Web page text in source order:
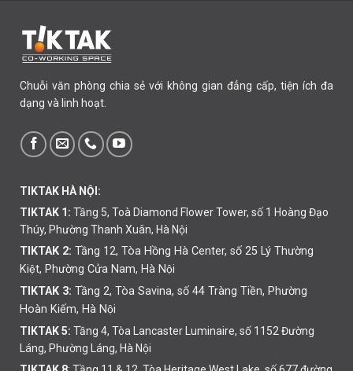
Chuỗi văn phòng chia sẻ với không gian đẳng cấp, tiện ích đa
dạng và linh hoạt.
TIKTAK HÀ NỘI:
TIKTAK 1: Tầng 5, Toà Diamond Flower Tower, số 1 Hoàng Đạo
Thúy, Phường Thanh Xuân, Hà Nội
TIKTAK 2: Tầng 12, Tòa Hồng Hà Center, số 25 Lý Thường
Kiệt, Phường Cửa Nam, Hà Nội
TIKTAK 3: Tầng 2, Tòa Savina, số 44 Tràng Tiền, Phường
Hoàn Kiếm, Hà Nội
TIKTAK 5: Tầng 4, Tòa Lancaster Luminaire, số 1152 Đường
Láng, Phường Láng, Hà Nội